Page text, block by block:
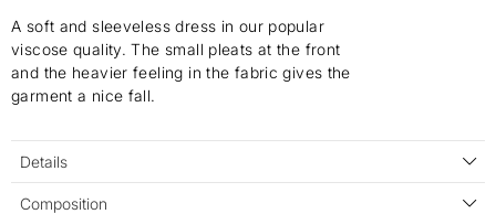
A soft and sleeveless dress in our popular
viscose quality. The small pleats at the front
and the heavier feeling in the fabric gives the
garment a nice fall.
Details
Composition